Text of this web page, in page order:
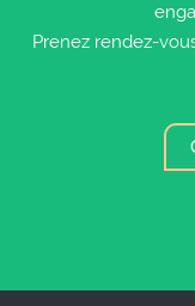
Prenez rendez-